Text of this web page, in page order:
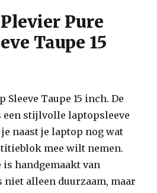
Pure
Taupe 15
Sleeve Taupe 15 inch. De
een stijlvolle laptopsleeve
naast je laptop nog wat
mee wilt nemen.
is handgemaakt van
alleen duurzaam, maar